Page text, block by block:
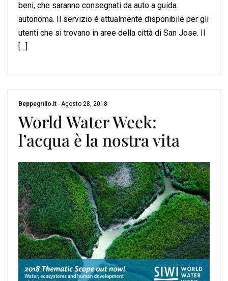
beni, che saranno consegnati da auto a guida
autonoma. Il servizio è attualmente disponibile per gli
utenti che si trovano in aree della città di San Jose. Il
[…]
Beppegrillo.it - Agosto 28, 2018
World Water Week:
l’acqua è la nostra vita